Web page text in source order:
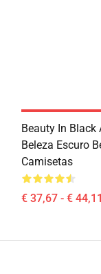
Beauty In Black
Beleza Escuro
Camisetas
€ 37,67 - € 44,11